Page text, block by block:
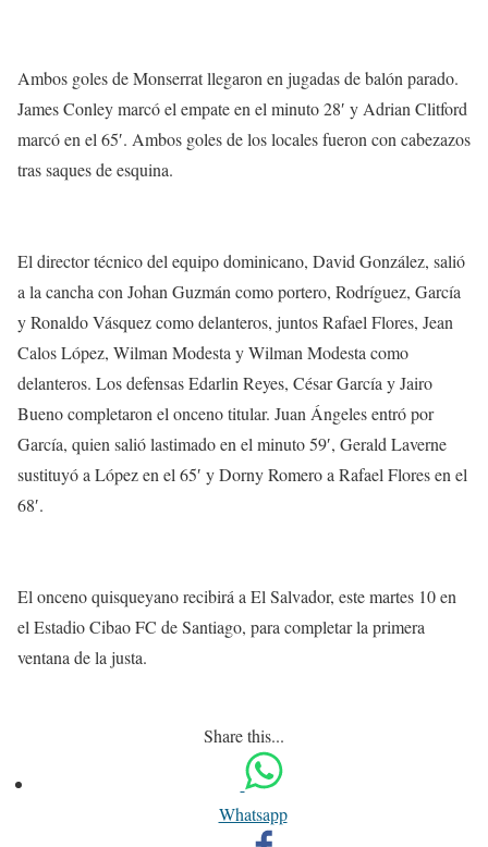
Ambos goles de Monserrat llegaron en jugadas de balón parado.
James Conley marcó el empate en el minuto 28′ y Adrian Clitford
marcó en el 65′. Ambos goles de los locales fueron con cabezazos
tras saques de esquina.
El director técnico del equipo dominicano, David González, salió
a la cancha con Johan Guzmán como portero, Rodríguez, García
y Ronaldo Vásquez como delanteros, juntos Rafael Flores, Jean
Calos López, Wilman Modesta y Wilman Modesta como
delanteros. Los defensas Edarlin Reyes, César García y Jairo
Bueno completaron el onceno titular. Juan Ángeles entró por
García, quien salió lastimado en el minuto 59′, Gerald Laverne
sustituyó a López en el 65′ y Dorny Romero a Rafael Flores en el
68′.
El onceno quisqueyano recibirá a El Salvador, este martes 10 en
el Estadio Cibao FC de Santiago, para completar la primera
ventana de la justa.
Share this...
Whatsapp